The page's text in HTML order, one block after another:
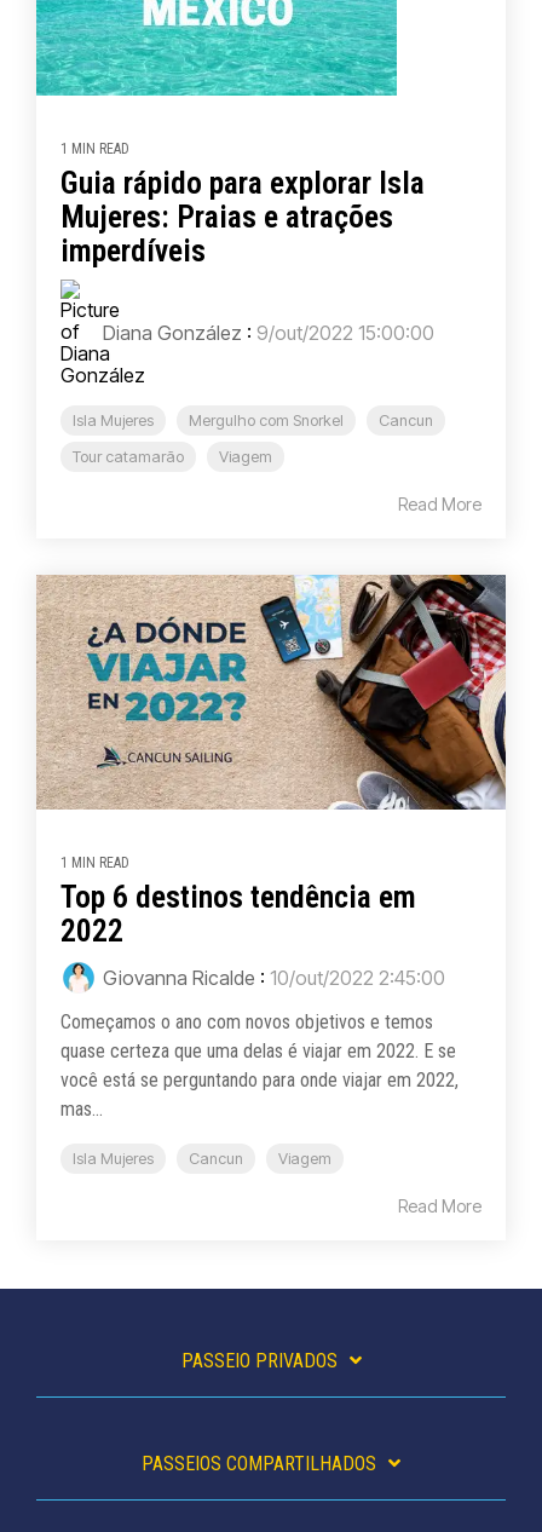
1 MIN READ
Guia rápido para explorar Isla
Mujeres: Praias e atrações
imperdíveis
Diana González : 9/out/2022 15:00:00
Isla Mujeres Mergulho com Snorkel
Cancun
Tour catamarão
Viagem
Read More
1 MIN READ
Top 6 destinos tendência em
2022
Giovanna Ricalde : 10/out/2022 2:45:00
Começamos o ano com novos objetivos e temos
quase certeza que uma delas é viajar em 2022. E se
você está se perguntando para onde viajar em 2022,
mas...
Isla Mujeres Cancun Viagem
Read More
PASSEIO PRIVADOS
PASSEIOS COMPARTILHADOS